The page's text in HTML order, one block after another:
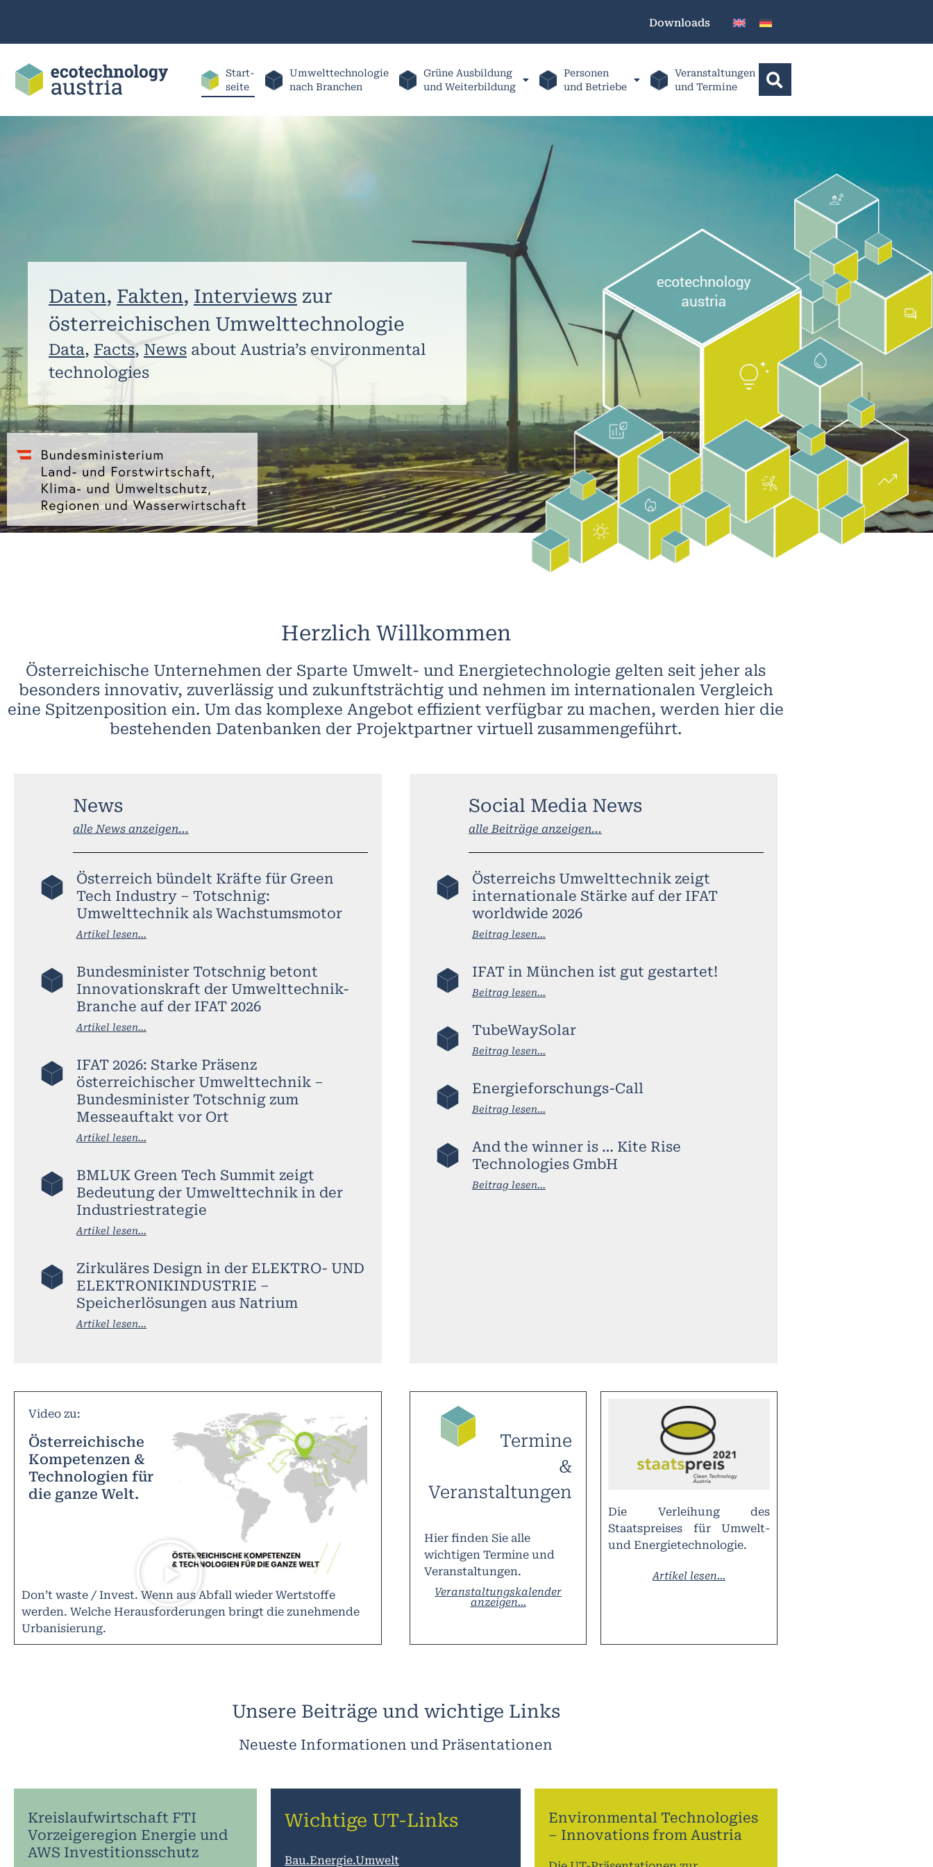
Downloads
Start-
seite
Umwelttechnologie
nach Branchen
Grüne Ausbildung
und Weiterbildung
Personen
und Betriebe
Veranstaltungen
und Termine
Daten, Fakten, Interviews zur
österreichischen Umwelttechnologie​
Data, Facts, News about Austria’s environmental
technologies​​
Herzlich Willkommen
Österreichische Unternehmen der Sparte Umwelt- und Energietechnologie gelten seit jeher als
besonders innovativ, zuverlässig und zukunftsträchtig und nehmen im internationalen Vergleich
eine Spitzenposition ein. Um das komplexe Angebot effizient verfügbar zu machen, werden hier die
bestehenden Datenbanken der Projektpartner virtuell zusammengeführt.
News
alle News anzeigen...
Österreich bündelt Kräfte für Green
Tech Industry – Totschnig:
Umwelttechnik als Wachstumsmotor
Artikel lesen...
Bundesminister Totschnig betont
Innovationskraft der Umwelttechnik-
Branche auf der IFAT 2026
Artikel lesen...
IFAT 2026: Starke Präsenz
österreichischer Umwelttechnik –
Bundesminister Totschnig zum
Messeauftakt vor Ort
Artikel lesen...
BMLUK Green Tech Summit zeigt
Bedeutung der Umwelttechnik in der
Industriestrategie
Artikel lesen...
Zirkuläres Design in der ELEKTRO- UND
ELEKTRONIKINDUSTRIE –
Speicherlösungen aus Natrium
Artikel lesen...
Social Media News
alle Beiträge anzeigen...
Österreichs Umwelttechnik zeigt
internationale Stärke auf der IFAT
worldwide 2026
Beitrag lesen...
IFAT in München ist gut gestartet!
Beitrag lesen...
TubeWaySolar
Beitrag lesen...
Energieforschungs-Call
Beitrag lesen...
And the winner is … Kite Rise
Technologies GmbH
Beitrag lesen...
Video zu:
Österreichische
Kompetenzen &
Technologien für
die ganze Welt.
Don’t waste / Invest. Wenn aus Abfall wieder Wertstoffe
werden. Welche Herausforderungen bringt die zunehmende
Urbanisierung.
Termine
&
Veranstaltungen
Hier finden Sie alle
wichtigen Termine und
Veranstaltungen.
Veranstaltungskalender
anzeigen...
Die Verleihung des
Staatspreises für Umwelt-
und Energietechnologie.
Artikel lesen...
Unsere Beiträge und wichtige Links
Neueste Informationen und Präsentationen
Kreislaufwirtschaft FTI
Vorzeigeregion Energie und
AWS Investitionsschutz
Wichtige UT-Links
Bau.Energie.Umwelt
Environmental Technologies
– Innovations from Austria